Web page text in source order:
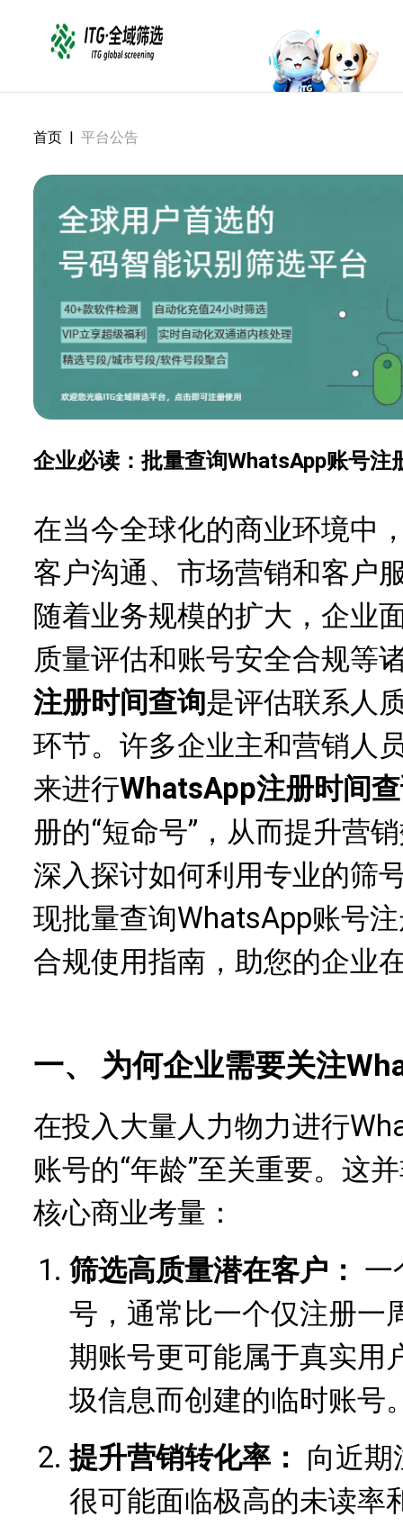
首页 | 平台公告
企业必读：批量查询WhatsApp账号注
在当今全球化的商业环境中
客户沟通、市场营销和客户
随着业务规模的扩大，企业
质量评估和账号安全合规等
注册时间查询是评估联系人
环节。许多企业主和营销人
来进行WhatsApp注册时间
册的“短命号”，从而提升营
深入探讨如何利用专业的筛
现批量查询WhatsApp账号
合规使用指南，助您的企业
一、 为何企业需要关注
在投入大量人力物力进行
账号的“年龄”至关重要。这
核心商业考量：
筛选高质量潜在客户： 一
号，通常比一个仅注册一
期账号更可能属于真实用
圾信息而创建的临时账号
提升营销转化率： 向近期
很可能面临极高的未读率